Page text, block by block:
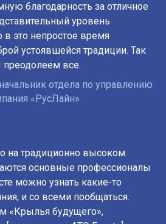
благодарность за отличное
уровень
в это непростое время
устоявшейся традиции. Так
все.
отдела по управлению
«РусЛайн»
на традиционно высоком
основные профессионалы
можно узнать какие-то
и со всеми пообщаться.
«Крылья будущего»,